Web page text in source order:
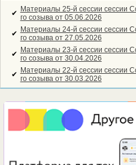
✔ Материалы 25-й сессии сессии
го созыва от 05.06.2026
✔ Материалы 24-й сессии сессии
го созыва от 27.05.2026
✔ Материалы 23-й сессии сессии
го созыва от 30.04.2026
✔ Материалы 22-й сессии сессии
го созыва от 30.03.2026